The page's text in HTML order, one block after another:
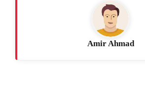
Amir Ahmad